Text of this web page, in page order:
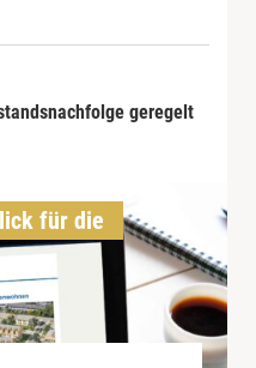
geregelt
für die